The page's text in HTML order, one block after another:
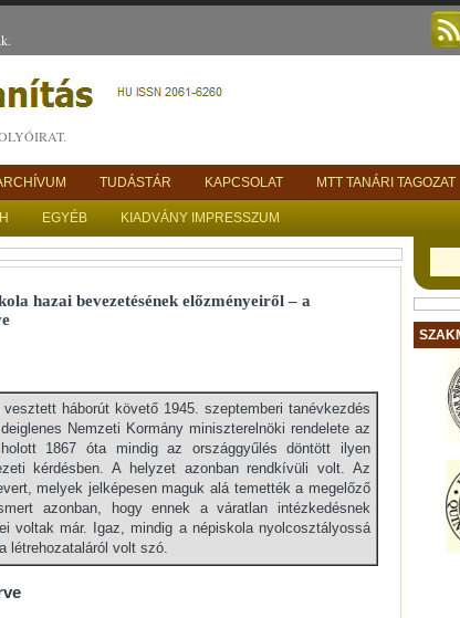
TUDÁSTÁR KAPCSOLAT MTT TANÁRI TAGOZAT
EGYÉB KIADVÁNY IMPRESSZUM
hazai bevezetésének előzményeiről – a
háborút követő 1945. szeptemberi tanévkezdés
Nemzeti Kormány miniszterelnöki rendelete az
1867 óta mindig az országgyűlés döntött ilyen
kérdésben. A helyzet azonban rendkívüli volt. Az
melyek jelképesen maguk alá temették a megelőző
azonban, hogy ennek a váratlan intézkedésnek
voltak már. Igaz, mindig a népiskola nyolcosztályossá
létrehozataláról volt szó.